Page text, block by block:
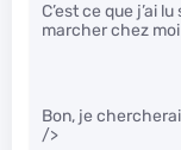
C’est ce que j’ai
marcher chez
Bon, je
/>